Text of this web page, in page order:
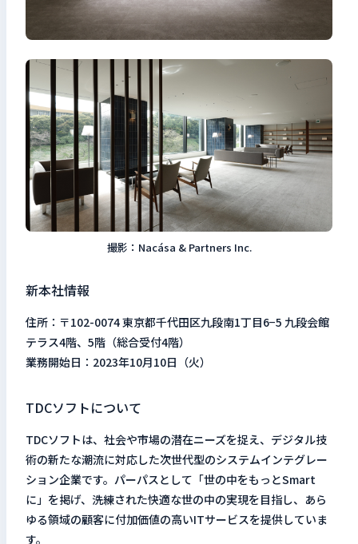
撮影：Nacása & Partners Inc.
新本社情報
住所：〒102-0074 東京都千代田区九段南1丁目6−5 九段会館
テラス4階、5階（総合受付4階）
業務開始日：2023年10月10日（火）
TDCソフトについて
TDCソフトは、社会や市場の潜在ニーズを捉え、デジタル技
術の新たな潮流に対応した次世代型のシステムインテグレー
ション企業です。パーパスとして「世の中をもっとSmart
に」を掲げ、洗練された快適な世の中の実現を目指し、あら
ゆる領域の顧客に付加価値の高いITサービスを提供していま
す。